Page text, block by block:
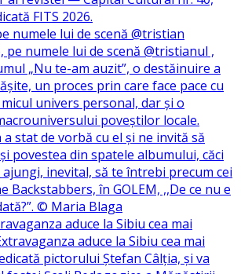
numele lui de scenă @tristian
aduce la Sibiu cea mai